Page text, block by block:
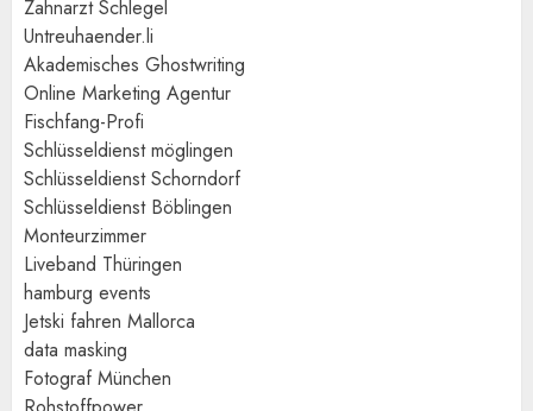
Zahnarzt Schlegel
Untreuhaender.li
Akademisches Ghostwriting
Online Marketing Agentur
Fischfang-Profi
Schlüsseldienst möglingen
Schlüsseldienst Schorndorf
Schlüsseldienst Böblingen
Monteurzimmer
Liveband Thüringen
hamburg events
Jetski fahren Mallorca
data masking
Fotograf München